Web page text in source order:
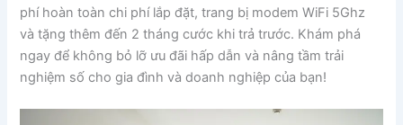
phí hoàn toàn chi phí lắp đặt, trang bị modem WiFi 5Ghz
và tặng thêm đến 2 tháng cước khi trả trước. Khám phá
ngay để không bỏ lỡ ưu đãi hấp dẫn và nâng tầm trải
nghiệm số cho gia đình và doanh nghiệp của bạn!